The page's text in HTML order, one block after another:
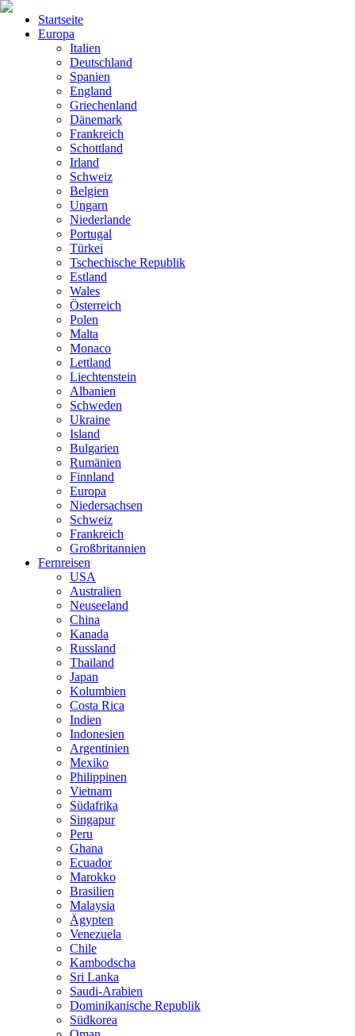
Startseite
Europa
Italien
Deutschland
Spanien
England
Griechenland
Dänemark
Frankreich
Schottland
Irland
Schweiz
Belgien
Ungarn
Niederlande
Portugal
Türkei
Tschechische Republik
Estland
Wales
Österreich
Polen
Malta
Monaco
Lettland
Liechtenstein
Albanien
Schweden
Ukraine
Island
Bulgarien
Rumänien
Finnland
Europa
Niedersachsen
Schweiz
Frankreich
Großbritannien
Fernreisen
USA
Australien
Neuseeland
China
Kanada
Russland
Thailand
Japan
Kolumbien
Costa Rica
Indien
Indonesien
Argentinien
Mexiko
Philippinen
Vietnam
Südafrika
Singapur
Peru
Ghana
Ecuador
Marokko
Brasilien
Malaysia
Ägypten
Venezuela
Chile
Kambodscha
Sri Lanka
Saudi-Arabien
Dominikanische Republik
Südkorea